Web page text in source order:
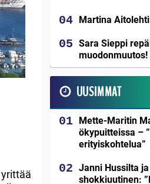
Martina
Sara Sieppi
muodonmuutos!
UUSIMMAT
Mette-Maritin
ökypuitteissa –
erityiskohtelua”
Janni Hussilta
shokkiuutinen: